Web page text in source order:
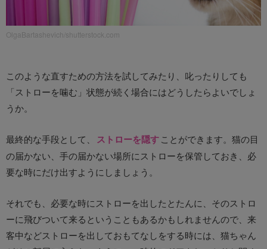
OlgaBartashevich/shutterstock.com
このような直すための方法を試してみたり、叱ったりしても
「ストローを噛む」状態が続く場合にはどうしたらよいでしょ
うか。
最終的な手段として、 ストローを隠すことができます。猫の目
の届かない、手の届かない場所にストローを保管しておき、必
要な時にだけ出すようにしましょう。
それでも、必要な時にストローを出したとたんに、そのストロ
ーに飛びついて来るということもあるかもしれませんので、来
客中などストローを出しておもてなしをする時には、猫ちゃん